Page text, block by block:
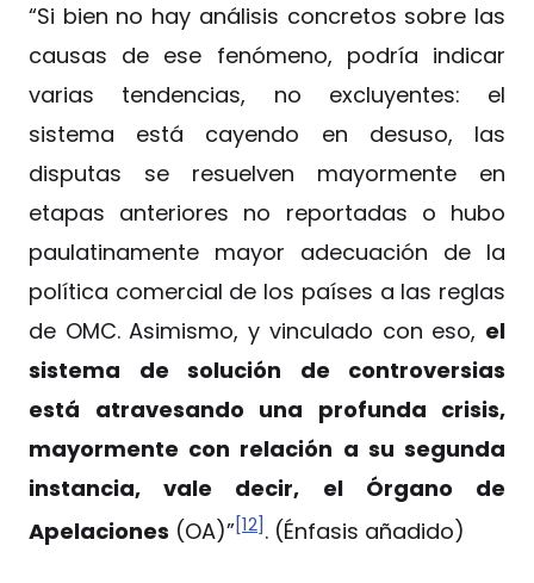
“Si bien no hay análisis concretos sobre las
causas de ese fenómeno, podría indicar
varias tendencias, no excluyentes: el
sistema está cayendo en desuso, las
disputas se resuelven mayormente en
etapas anteriores no reportadas o hubo
paulatinamente mayor adecuación de la
política comercial de los países a las reglas
de OMC. Asimismo, y vinculado con eso, el
sistema de solución de controversias
está atravesando una profunda crisis,
mayormente con relación a su segunda
instancia, vale decir, el Órgano de
Apelaciones (OA)”[12]. (Énfasis añadido)